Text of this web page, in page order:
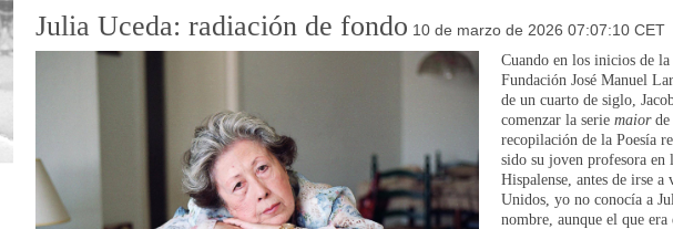
Julia Uceda: radiación de fondo 10 de marzo de 2026 07:07:10 CET
Cuando en los inicios de
Fundación José Manuel
de un cuarto de siglo,
comenzar la seriemaiorde
recopilación de la Poesía
sido su joven profesora en
Hispalense, antes de irse
Unidos, yo no conocía a
nombre, aunque el que